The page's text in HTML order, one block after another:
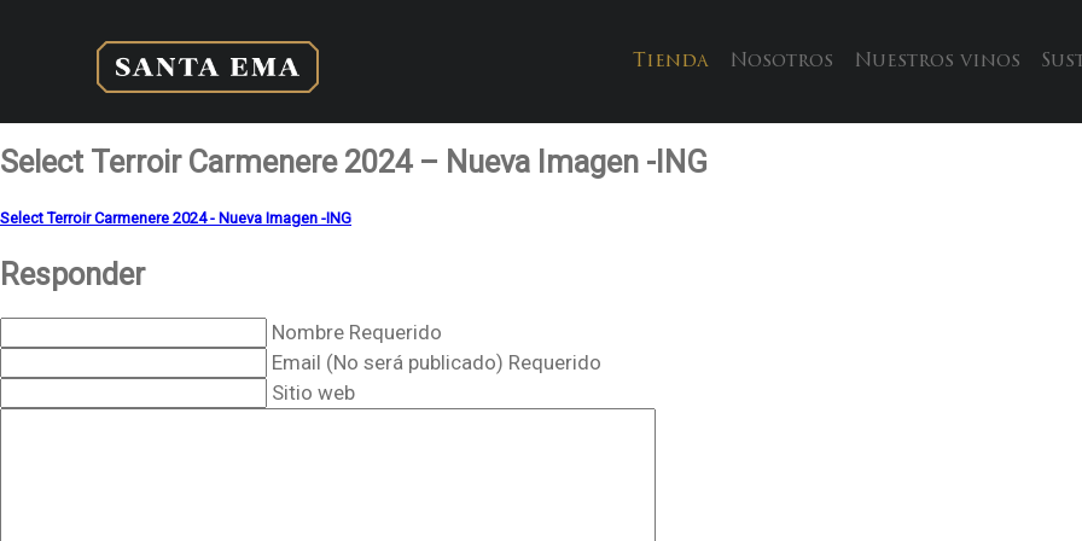
Tienda Nosotros Nuestros vinos
Select Terroir Carmenere 2024 – Nueva Imagen -ING
Select Terroir Carmenere 2024 - Nueva Imagen -ING
Responder
Nombre Requerido
Email (No será publicado) Requerido
Sitio web